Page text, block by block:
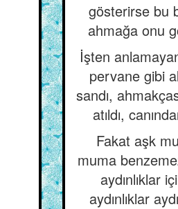
gösterirse bu
ahmağa onu
İşten
pervane gibi
sandı,
atıldı,
Fakat aşk
muma
aydınlıklar
aydınlıklar